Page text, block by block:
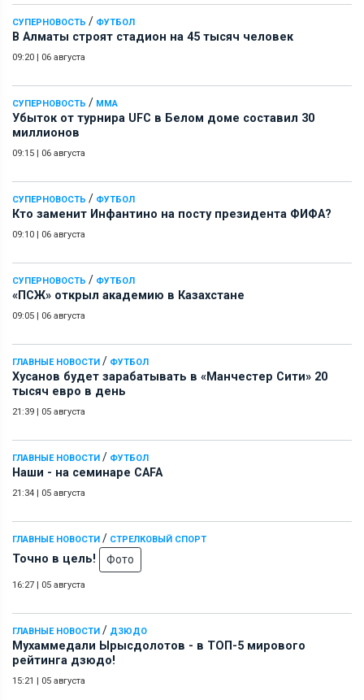
СУПЕРНОВОСТЬ / ФУТБОЛ
В Алматы строят стадион на 45 тысяч человек
09:20 | 06 августа
СУПЕРНОВОСТЬ / ММА
Убыток от турнира UFC в Белом доме составил 30
миллионов
09:15 | 06 августа
СУПЕРНОВОСТЬ / ФУТБОЛ
Кто заменит Инфантино на посту президента ФИФА?
09:10 | 06 августа
СУПЕРНОВОСТЬ / ФУТБОЛ
«ПСЖ» открыл академию в Казахстане
09:05 | 06 августа
ГЛАВНЫЕ НОВОСТИ / ФУТБОЛ
Хусанов будет зарабатывать в «Манчестер Сити» 20
тысяч евро в день
21:39 | 05 августа
ГЛАВНЫЕ НОВОСТИ / ФУТБОЛ
Наши - на семинаре СAFA
21:34 | 05 августа
ГЛАВНЫЕ НОВОСТИ / СТРЕЛКОВЫЙ СПОРТ
Точно в цель! Фото
16:27 | 05 августа
ГЛАВНЫЕ НОВОСТИ / ДЗЮДО
Мухаммедали Ырысдолотов - в ТОП-5 мирового
рейтинга дзюдо!
15:21 | 05 августа